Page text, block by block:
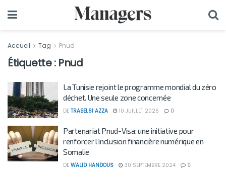
Accueil Tag Pnud
Étiquette : Pnud
La Tunisie rejoint le programme mondial du zéro
déchet. Une seule zone concernée
DE TRABELSI AZZA 10 JUILLET 2026 0
Partenariat Pnud-Visa: une initiative pour
renforcer l’inclusion financière numérique en
Somalie
DE WALID HANDOUS 30 SEPTEMBRE 2024 0